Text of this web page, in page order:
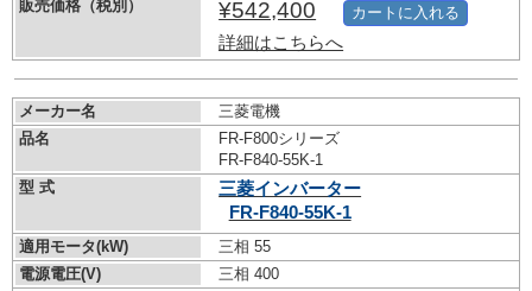
販売価格（税別）
¥542,400
詳細はこちらへ
カートに入れる
メーカー名
三菱電機
品名
FR-F800シリーズ
FR-F840-55K-1
型 式
三菱インバーター
FR-F840-55K-1
適用モータ(kW)
三相 55
電源電圧(V)
三相 400